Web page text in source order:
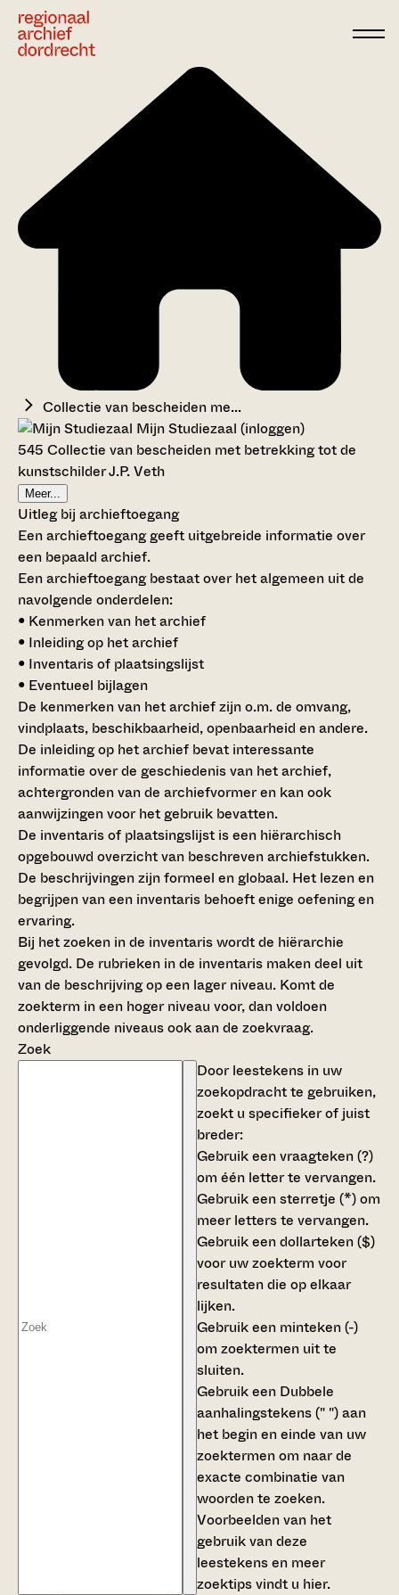
Collectie van bescheiden me...
Mijn Studiezaal (inloggen)
545 Collectie van bescheiden met betrekking tot de
kunstschilder J.P. Veth
Meer...
Uitleg bij archieftoegang
Een archieftoegang geeft uitgebreide informatie over
een bepaald archief.
Een archieftoegang bestaat over het algemeen uit de
navolgende onderdelen:
• Kenmerken van het archief
• Inleiding op het archief
• Inventaris of plaatsingslijst
• Eventueel bijlagen
De kenmerken van het archief zijn o.m. de omvang,
vindplaats, beschikbaarheid, openbaarheid en andere.
De inleiding op het archief bevat interessante
informatie over de geschiedenis van het archief,
achtergronden van de archiefvormer en kan ook
aanwijzingen voor het gebruik bevatten.
De inventaris of plaatsingslijst is een hiërarchisch
opgebouwd overzicht van beschreven archiefstukken.
De beschrijvingen zijn formeel en globaal. Het lezen en
begrijpen van een inventaris behoeft enige oefening en
ervaring.
Bij het zoeken in de inventaris wordt de hiërarchie
gevolgd. De rubrieken in de inventaris maken deel uit
van de beschrijving op een lager niveau. Komt de
zoekterm in een hoger niveau voor, dan voldoen
onderliggende niveaus ook aan de zoekvraag.
Zoek
Door leestekens in uw
zoekopdracht te gebruiken,
zoekt u specifieker of juist
breder:
Gebruik eenvraagteken (?)
om één letter te vervangen.
Gebruik eensterretje (*)om
meer letters te vervangen.
Gebruik eendollarteken ($)
voor uw zoekterm voor
resultaten die op elkaar
lijken.
Gebruik een minteken (-)
om zoektermen uit te
sluiten.
Gebruik een Dubbele
aanhalingstekens (" ")aan
het begin en einde van uw
zoektermen om naar de
exacte combinatie van
woorden te zoeken.
Voorbeelden van het
gebruik van deze
leestekens en meer
zoektips vindt u hier.